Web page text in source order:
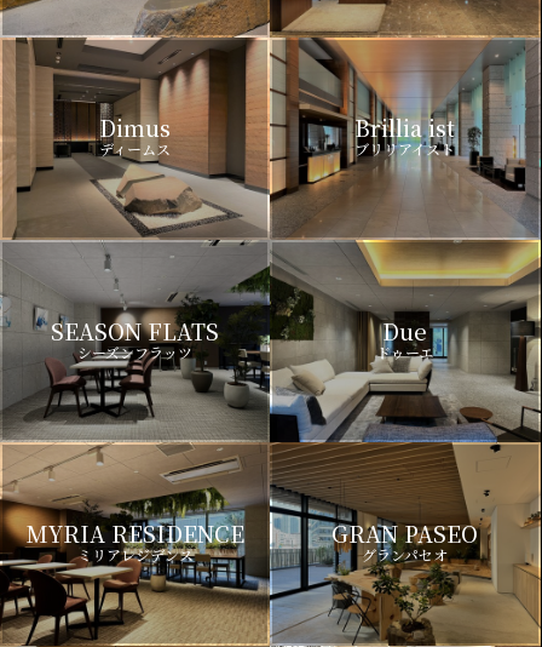
Dimus
ディームス
Brillia ist
ブリリアイスト
SEASON FLATS
シーズンフラッツ
Due
ドゥーエ
MYRIA RESIDENCE
ミリアレジデンス
GRAN PASEO
グランパセオ